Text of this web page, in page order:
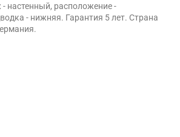
настенный, расположение -
- нижняя. Гарантия 5 лет. Страна